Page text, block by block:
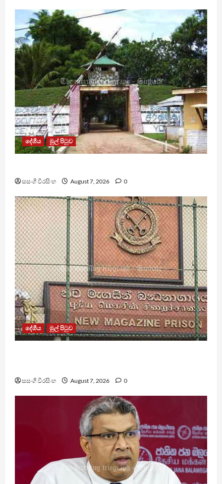
දේශීය මුල් පිටුව
සසංගි වීරසිංහ August 7, 2026 0
දේශීය මුල් පිටුව
සසංගි වීරසිංහ August 7, 2026 0